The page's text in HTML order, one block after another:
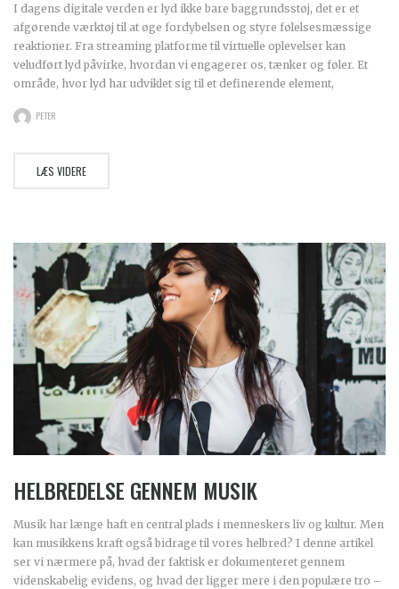
I dagens digitale verden er lyd ikke bare baggrundsstøj, det er et
afgørende værktøj til at øge fordybelsen og styre følelsesmæssige
reaktioner. Fra streaming platforme til virtuelle oplevelser kan
veludført lyd påvirke, hvordan vi engagerer os, tænker og føler. Et
område, hvor lyd har udviklet sig til et definerende element,
PETER
LÆS VIDERE
HELBREDELSE GENNEM MUSIK
Musik har længe haft en central plads i menneskers liv og kultur. Men
kan musikkens kraft også bidrage til vores helbred? I denne artikel
ser vi nærmere på, hvad der faktisk er dokumenteret gennem
videnskabelig evidens, og hvad der ligger mere i den populære tro –